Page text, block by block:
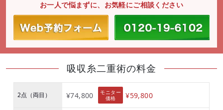
お一人で悩まずに、お気軽にご相談ください
吸収糸二重術の料金
2点（両目） ¥74,800
モニター
価格
¥59,800